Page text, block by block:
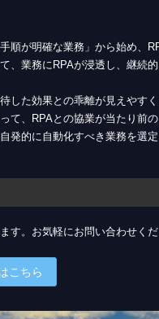
順が明確な業務」から始め、
、業務にRPAが浸透し、継続
した効果との乖離が見えやす
て、RPAとの協業が当たり前
発的に自動化すべき業務を選
す。お気軽にお問い合わせく
こちら